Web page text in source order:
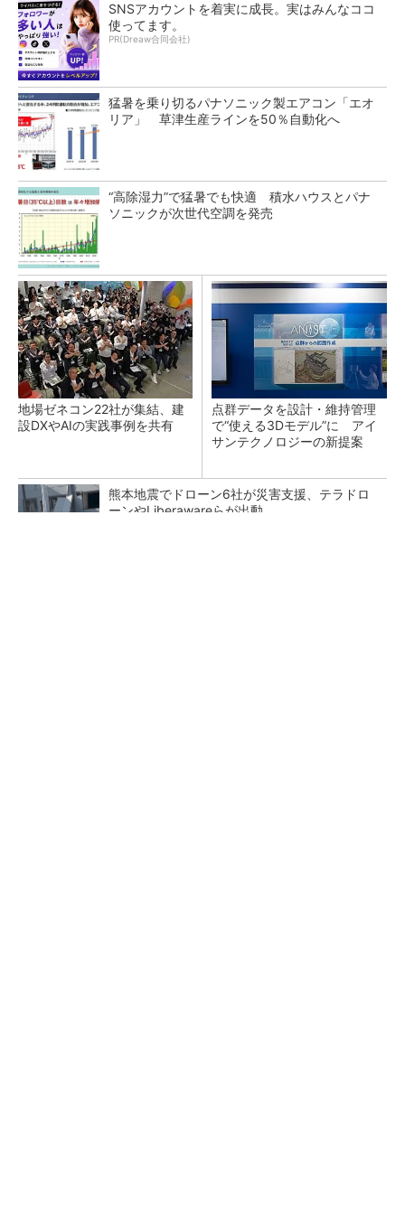
SNSアカウントを着実に成長。実はみんなココ
使ってます。
PR(Dreaw合同会社)
猛暑を乗り切るパナソニック製エアコン「エオ
リア」 草津生産ラインを50％自動化へ
“高除湿力”で猛暑でも快適 積水ハウスとパナ
ソニックが次世代空調を発売
地場ゼネコン22社が集結、建
設DXやAIの実践事例を共有
点群データを設計・維持管理
で“使える3Dモデル”に アイ
サンテクノロジーの新提案
熊本地震でドローン6社が災害支援、テラドロ
ーンやLiberawareらが出動